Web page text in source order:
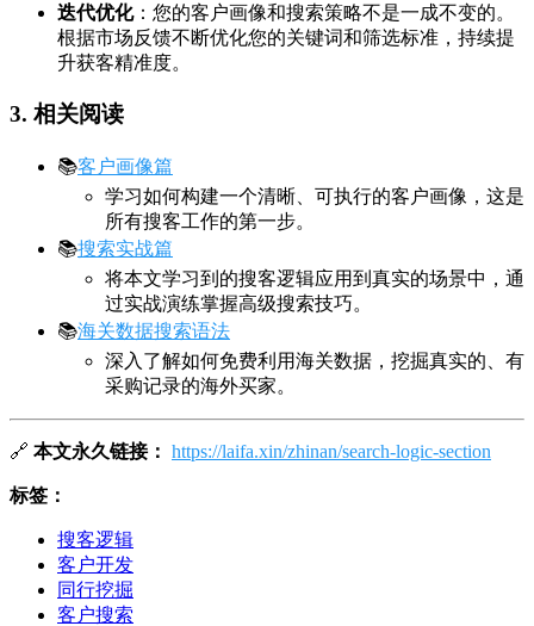
迭代优化：您的客户画像和搜索策略不是一成不变的。
根据市场反馈不断优化您的关键词和筛选标准，持续提
升获客精准度。
3. 相关阅读
📚客户画像篇
学习如何构建一个清晰、可执行的客户画像，这是
所有搜客工作的第一步。
📚搜索实战篇
将本文学习到的搜客逻辑应用到真实的场景中，通
过实战演练掌握高级搜索技巧。
📚海关数据搜索语法
深入了解如何免费利用海关数据，挖掘真实的、有
采购记录的海外买家。
🔗 本文永久链接： https://laifa.xin/zhinan/search-logic-section
标签：
搜客逻辑
客户开发
同行挖掘
客户搜索